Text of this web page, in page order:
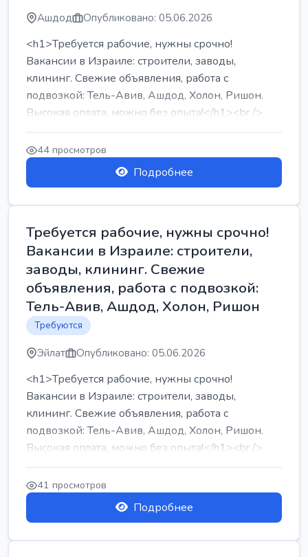
Ашдод Опубликовано: 05.06.2026
<h1>Требуется рабочие, нужны срочно!
Вакансии в Израиле: строители, заводы,
клининг. Свежие объявления, работа с
подвозкой: Тель-Авив, Ашдод, Холон, Ришон.
Высокая оплата, можно без опыта!</h1><br />
...
44 просмотров
Подробнее
Требуется рабочие, нужны срочно!
Вакансии в Израиле: строители,
заводы, клининг. Свежие
объявления, работа с подвозкой:
Тель-Авив, Ашдод, Холон, Ришон
Требуются
Эйлат Опубликовано: 05.06.2026
<h1>Требуется рабочие, нужны срочно!
Вакансии в Израиле: строители, заводы,
клининг. Свежие объявления, работа с
подвозкой: Тель-Авив, Ашдод, Холон, Ришон.
Высокая оплата, можно без опыта!</h1><br />
...
41 просмотров
Подробнее